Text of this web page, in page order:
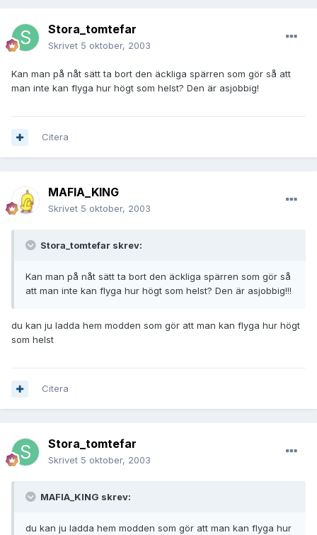
Stora_tomtefar
Skrivet 5 oktober, 2003
Kan man på nåt sätt ta bort den äckliga spärren som gör så att
man inte kan flyga hur högt som helst? Den är asjobbig!
Citera
MAFIA_KING
Skrivet 5 oktober, 2003
Stora_tomtefar skrev:
Kan man på nåt sätt ta bort den äckliga spärren som gör så
att man inte kan flyga hur högt som helst? Den är asjobbig!!!
du kan ju ladda hem modden som gör att man kan flyga hur högt
som helst
Citera
Stora_tomtefar
Skrivet 5 oktober, 2003
MAFIA_KING skrev:
du kan ju ladda hem modden som gör att man kan flyga hur